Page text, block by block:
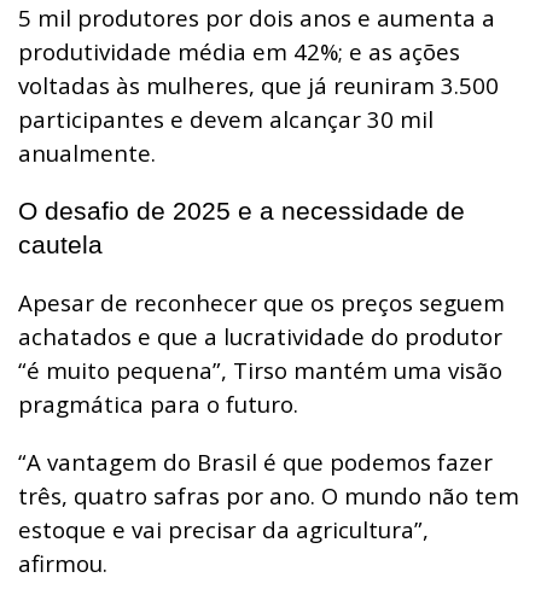
5 mil produtores por dois anos e aumenta a
produtividade média em 42%; e as ações
voltadas às mulheres, que já reuniram 3.500
participantes e devem alcançar 30 mil
anualmente.
O desafio de 2025 e a necessidade de
cautela
Apesar de reconhecer que os preços seguem
achatados e que a lucratividade do produtor
“é muito pequena”, Tirso mantém uma visão
pragmática para o futuro.
“A vantagem do Brasil é que podemos fazer
três, quatro safras por ano. O mundo não tem
estoque e vai precisar da agricultura”,
afirmou.